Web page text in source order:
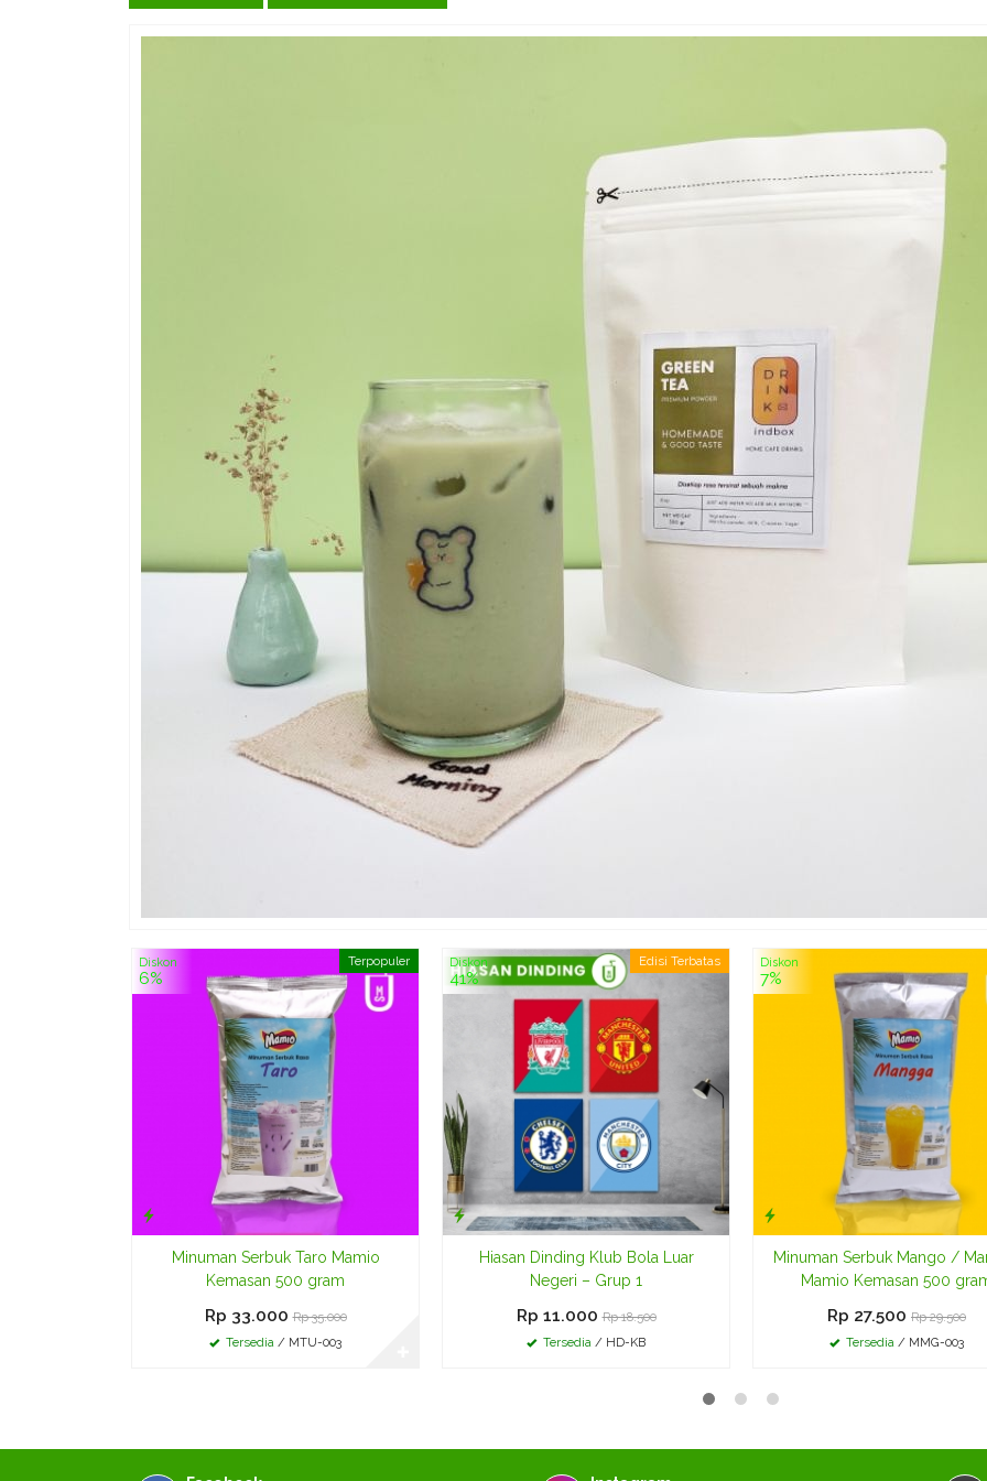
Terpopuler
Diskon
6%
Minuman Serbuk Taro Mamio
Kemasan 500 gram
Rp 33.000 Rp 35.000
Tersedia / MTU-003
Edisi Terbatas
Diskon
41%
Hiasan Dinding Klub Bola Luar
Negeri – Grup 1
Rp 11.000 Rp 18.500
Tersedia / HD-KB
Diskon
7%
Minuman Serbuk Mango /
Mamio Kemasan 500
Rp 27.500 Rp 29.500
Tersedia / MMG-003